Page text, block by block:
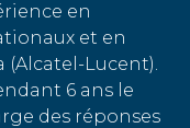
en
et en
(Alcatel-Lucent).
6 ans le
des réponses